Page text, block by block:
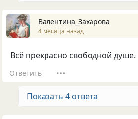
Валентина_Захарова
4 месяца назад
Всё прекрасно свободной душе.
Ответить
Показать 4 ответа